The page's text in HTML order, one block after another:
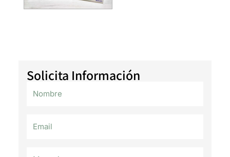
Solicita Información